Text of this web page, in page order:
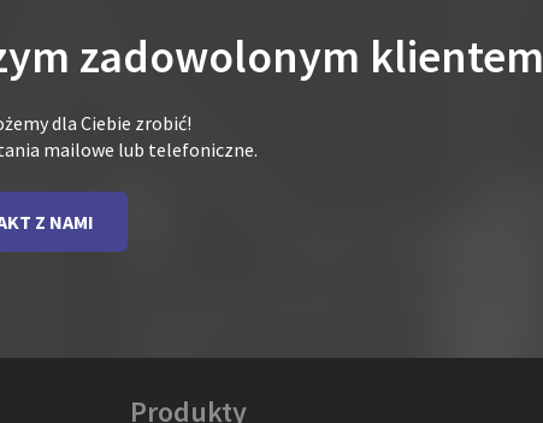
zadowolonym klientem
dla Ciebie zrobić!
mailowe lub telefoniczne.
Z NAMI
Produkty